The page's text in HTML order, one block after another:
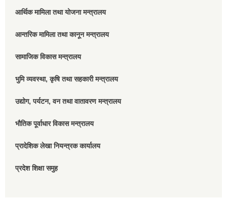
आर्थिक मामिला तथा योजना मन्त्रालय
आन्तरिक मामिला तथा कानून मन्त्रालय
सामाजिक विकास मन्त्रालय
भुमि व्यवस्था, कृषि तथा सहकारी मन्त्रालय
उद्योग, पर्यटन, वन तथा वातावरण मन्त्रालय
भौतिक पूर्वाधार विकास मन्त्रालय
प्रादेशिक लेखा नियन्त्रक कार्यालय
प्रदेश शिक्षा समुह